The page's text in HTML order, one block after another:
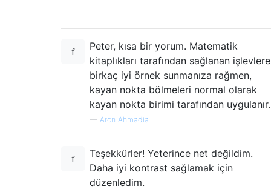
Peter, kısa bir yorum. Matematik
kitaplıkları tarafından sağlanan işlevlere
birkaç iyi örnek sunmanıza rağmen,
kayan nokta bölmeleri normal olarak
kayan nokta birimi tarafından uygulanır.
— Aron Ahmadia
Teşekkürler! Yeterince net değildim.
Daha iyi kontrast sağlamak için
düzenledim.